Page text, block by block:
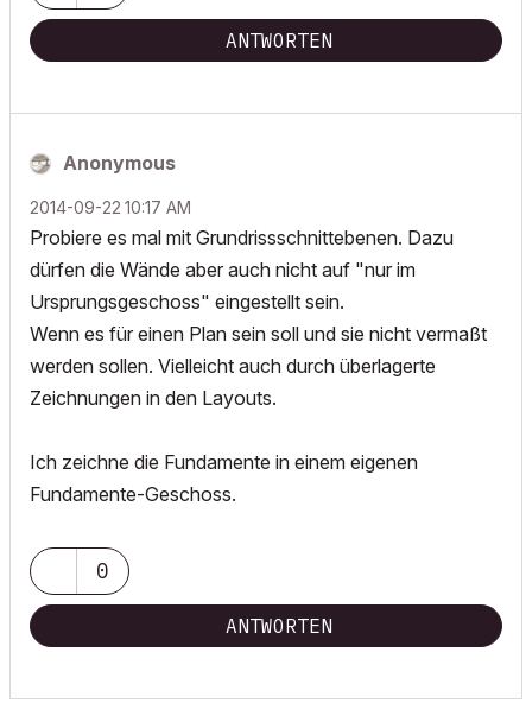
ANTWORTEN
Anonymous
‎2014-09-22 10:17 AM
Probiere es mal mit Grundrissschnittebenen. Dazu
dürfen die Wände aber auch nicht auf "nur im
Ursprungsgeschoss" eingestellt sein.
Wenn es für einen Plan sein soll und sie nicht vermaßt
werden sollen. Vielleicht auch durch überlagerte
Zeichnungen in den Layouts.
Ich zeichne die Fundamente in einem eigenen
Fundamente-Geschoss.
0
ANTWORTEN